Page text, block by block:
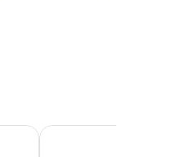
Capt John's Motel